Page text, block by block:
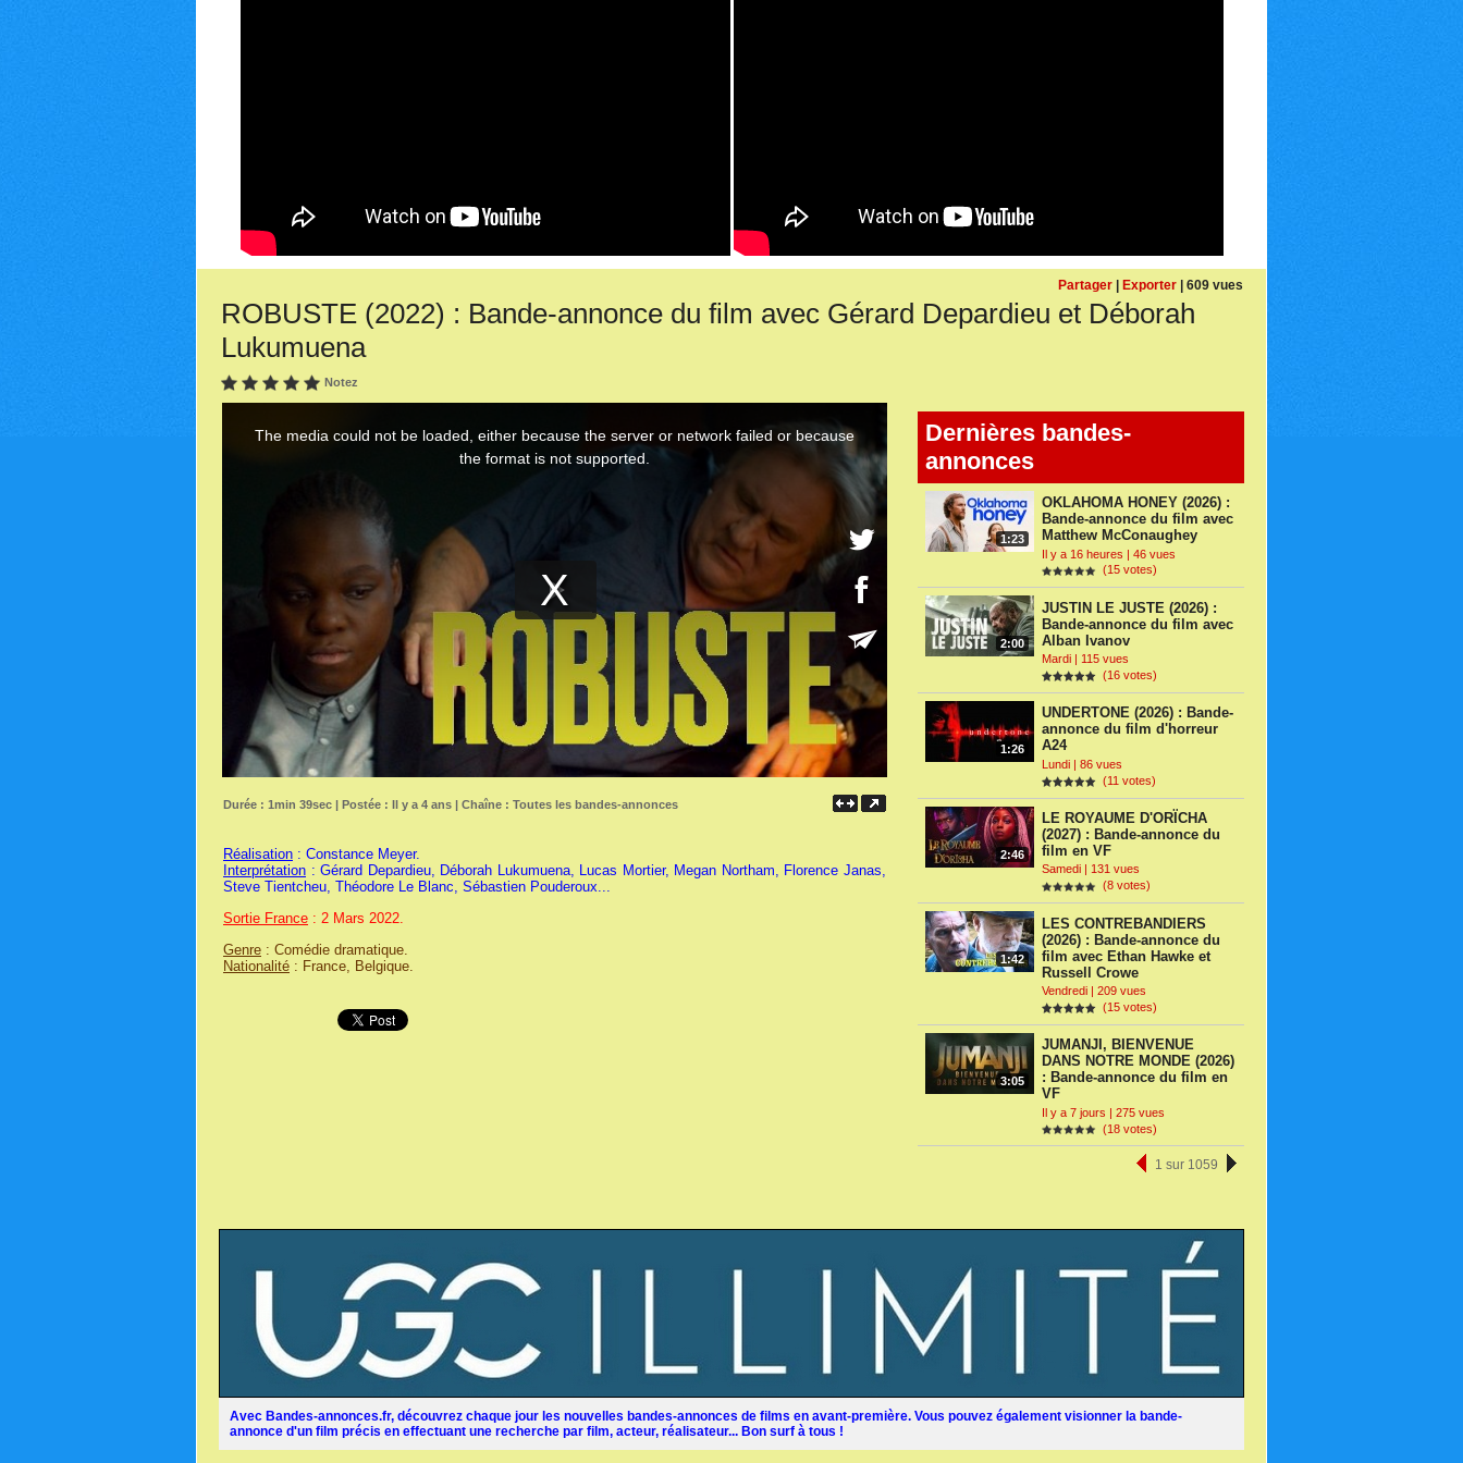
Partager | Exporter | 609 vues
ROBUSTE (2022) : Bande-annonce du film avec Gérard Depardieu et Déborah
Lukumuena
Notez
Dernières bandes-
annonces
1:23
OKLAHOMA HONEY (2026) :
Bande-annonce du film avec
Matthew McConaughey
Il y a 16 heures | 46 vues
(15 votes)
2:00
JUSTIN LE JUSTE (2026) :
Bande-annonce du film avec
Alban Ivanov
Mardi | 115 vues
(16 votes)
1:26
UNDERTONE (2026) : Bande-
annonce du film d'horreur
A24
Lundi | 86 vues
(11 votes)
2:46
LE ROYAUME D'ORÏCHA
(2027) : Bande-annonce du
film en VF
Samedi | 131 vues
(8 votes)
1:42
LES CONTREBANDIERS
(2026) : Bande-annonce du
film avec Ethan Hawke et
Russell Crowe
Vendredi | 209 vues
(15 votes)
3:05
JUMANJI, BIENVENUE
DANS NOTRE MONDE (2026)
: Bande-annonce du film en
VF
Il y a 7 jours | 275 vues
(18 votes)
1 sur 1059
Durée : 1min 39sec | Postée : Il y a 4 ans | Chaîne : Toutes les bandes-annonces
Réalisation : Constance Meyer.
Interprétation : Gérard Depardieu, Déborah Lukumuena, Lucas Mortier, Megan Northam, Florence Janas,
Steve Tientcheu, Théodore Le Blanc, Sébastien Pouderoux...
Sortie France : 2 Mars 2022.
Genre : Comédie dramatique.
Nationalité : France, Belgique.
Avec Bandes-annonces.fr, découvrez chaque jour les nouvelles bandes-annonces de films en avant-première. Vous pouvez également visionner la bande-
annonce d'un film précis en effectuant une recherche par film, acteur, réalisateur... Bon surf à tous !